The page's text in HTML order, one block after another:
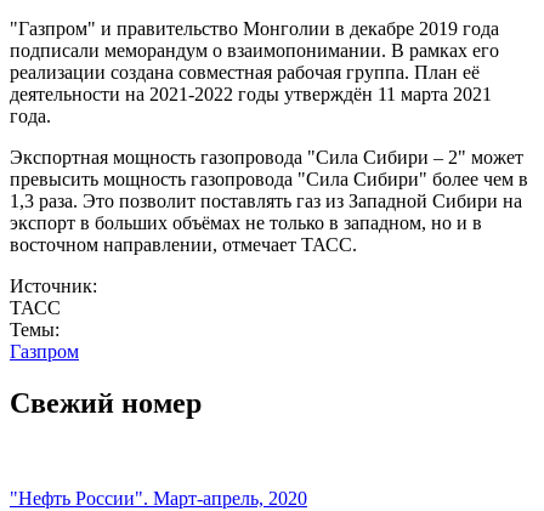
"Газпром" и правительство Монголии в декабре 2019 года
подписали меморандум о взаимопонимании. В рамках его
реализации создана совместная рабочая группа. План её
деятельности на 2021-2022 годы утверждён 11 марта 2021
года.
Экспортная мощность газопровода "Сила Сибири – 2" может
превысить мощность газопровода "Сила Сибири" более чем в
1,3 раза. Это позволит поставлять газ из Западной Сибири на
экспорт в больших объёмах не только в западном, но и в
восточном направлении, отмечает ТАСС.
Источник:
ТАСС
Темы:
Газпром
Свежий номер
"Нефть России". Март-апрель, 2020